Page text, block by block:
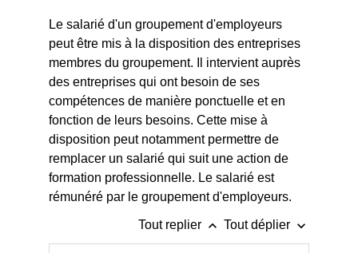
Le salarié d'un groupement d'employeurs
peut être mis à la disposition des entreprises
membres du groupement. Il intervient auprès
des entreprises qui ont besoin de ses
compétences de manière ponctuelle et en
fonction de leurs besoins. Cette mise à
disposition peut notamment permettre de
remplacer un salarié qui suit une action de
formation professionnelle. Le salarié est
rémunéré par le groupement d'employeurs.
Tout replier keyboard_arrow_up Tout déplier keyboard_arrow_down